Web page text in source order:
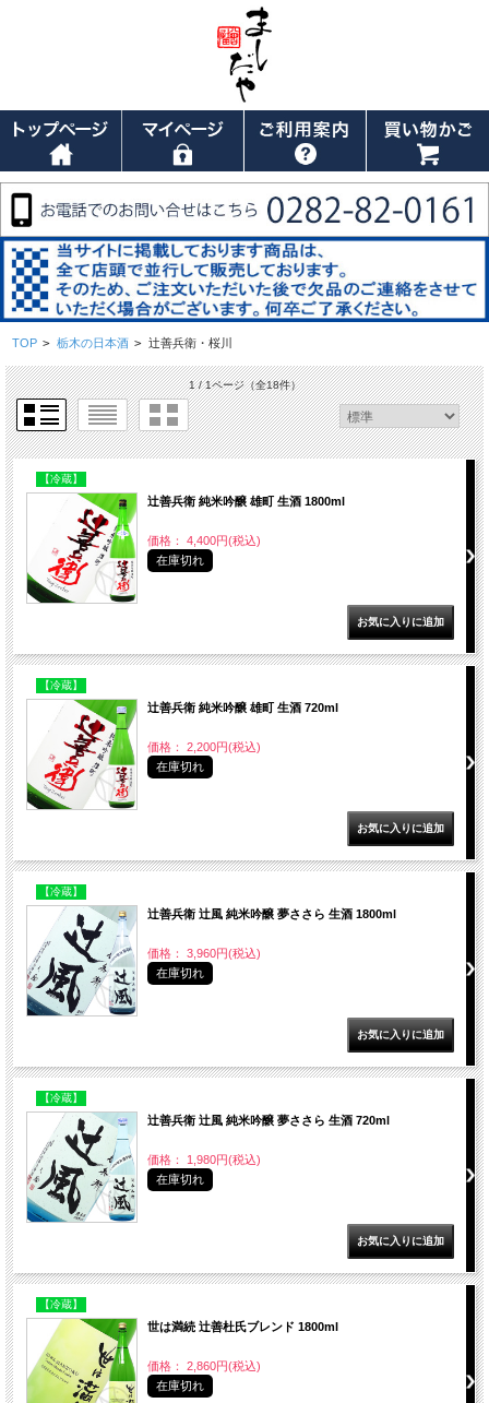
TOP > 栃木の日本酒 > 辻善兵衛・桜川
1 / 1ページ（全18件）
【冷蔵】
辻善兵衛 純米吟醸 雄町 生酒 1800ml
価格： 4,400円(税込)
在庫切れ
【冷蔵】
辻善兵衛 純米吟醸 雄町 生酒 720ml
価格： 2,200円(税込)
在庫切れ
【冷蔵】
辻善兵衛 辻風 純米吟醸 夢ささら 生酒 1800ml
価格： 3,960円(税込)
在庫切れ
【冷蔵】
辻善兵衛 辻風 純米吟醸 夢ささら 生酒 720ml
価格： 1,980円(税込)
在庫切れ
【冷蔵】
世は満続 辻善杜氏ブレンド 1800ml
価格： 2,860円(税込)
在庫切れ